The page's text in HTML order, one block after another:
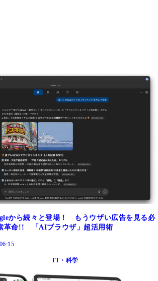
から続々と登場！ もうウザい広告を見る必
革命!! 「AIブラウザ」超活用術
IT・科学